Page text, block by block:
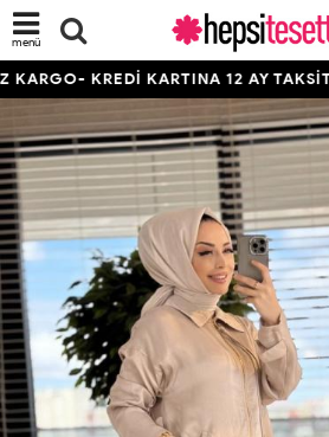
menü
KREDİ KARTINA 12 AY TAKSİT